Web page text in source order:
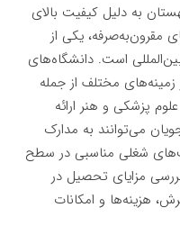
به دلیل کیفیت بالای
مقرون‌به‌صرفه، یکی از
است. دانشگاه‌های
مختلف از جمله
پزشکی و هنر ارائه
می‌توانند به مدارک
شغلی مناسبی در سطح
مزایای تحصیل در
هزینه‌ها و امکانات